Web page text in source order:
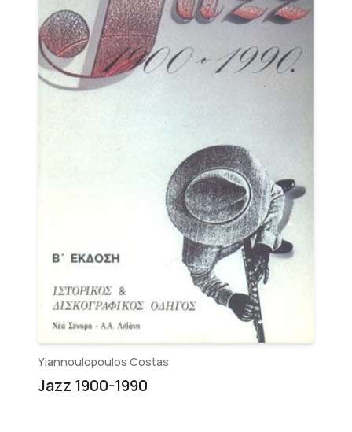
Yiannoulopoulos Costas
Jazz 1900-1990